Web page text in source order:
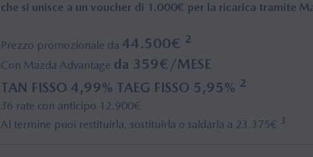
che si unisce a un voucher di 1.000€ per la ricarica tramite
Prezzo promozionale da 44.500€ 2
Con Mazda Advantage da 359€/MESE
TAN FISSO 4,99% TAEG FISSO 5,95% 2
36 rate con anticipo 12.900€
Al termine puoi restituirla, sostituirla o saldarla a 23.375€ 3